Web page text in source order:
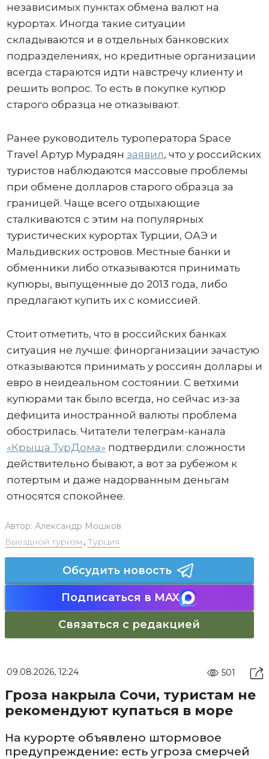
независимых пунктах обмена валют на
курортах. Иногда такие ситуации
складываются и в отдельных банковских
подразделениях, но кредитные организации
всегда стараются идти навстречу клиенту и
решить вопрос. То есть в покупке купюр
старого образца не отказывают.
Ранее руководитель туроператора Space
Travel Артур Мурадян заявил, что у российских
туристов наблюдаются массовые проблемы
при обмене долларов старого образца за
границей. Чаще всего отдыхающие
сталкиваются с этим на популярных
туристических курортах Турции, ОАЭ и
Мальдивских островов. Местные банки и
обменники либо отказываются принимать
купюры, выпущенные до 2013 года, либо
предлагают купить их с комиссией.
Стоит отметить, что в российских банках
ситуация не лучше: финорганизации зачастую
отказываются принимать у россиян доллары и
евро в неидеальном состоянии. С ветхими
купюрами так было всегда, но сейчас из-за
дефицита иностранной валюты проблема
обострилась. Читатели телеграм-канала
«Крыша ТурДома» подтвердили: сложности
действительно бывают, а вот за рубежом к
потертым и даже надорванным деньгам
относятся спокойнее.
Автор: Александр Мошков
Выездной туризм , Турция
Обсудить новость
Подписаться в MAX
Связаться с редакцией
09.08.2026, 12:24 501
Гроза накрыла Сочи, туристам не
рекомендуют купаться в море
На курорте объявлено штормовое
предупреждение: есть угроза смерчей